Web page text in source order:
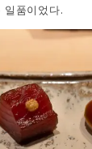
일품이었다.